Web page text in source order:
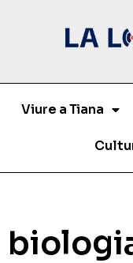
Viure a Tiana